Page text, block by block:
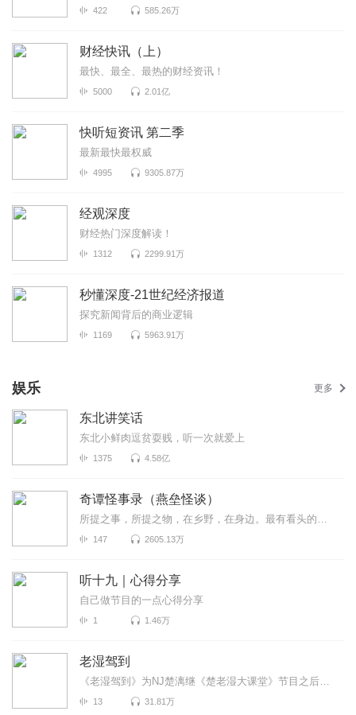
422 585.26万
财经快讯（上）
最快、最全、最热的财经资讯！
5000 2.01亿
快听短资讯 第二季
最新最快最权威
4995 9305.87万
经观深度
财经热门深度解读！
1312 2299.91万
秒懂深度-21世纪经济报道
探究新闻背后的商业逻辑
1169 5963.91万
娱乐 更多
东北讲笑话
东北小鲜肉逗贫耍贱，听一次就爱上
1375 4.58亿
奇谭怪事录（燕垒怪谈）
所提之事，所提之物，在乡野，在身边。最有看头的志怪小说，你没听过的奇谭怪事。原著：燕垒生
147 2605.13万
听十九｜心得分享
自己做节目的一点心得分享
1 1.46万
老湿驾到
《老湿驾到》为NJ楚漓继《楚老湿大课堂》节目之后一档全新的栏目，在保持原有搞笑娱乐犀利大胆风格的基...
13 31.81万